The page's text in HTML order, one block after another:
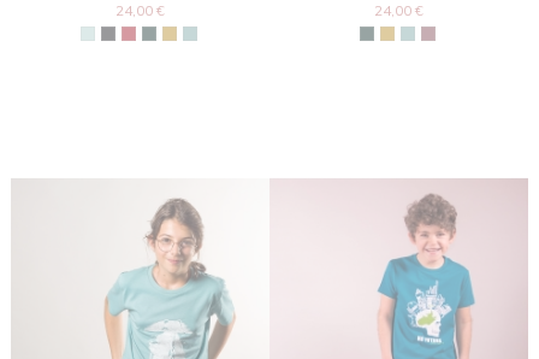
24,00 € 24,00 €